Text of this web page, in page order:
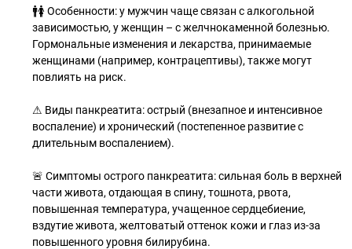
🚹🚺 Особенности: у мужчин чаще связан с алкогольной
зависимостью, у женщин – с желчнокаменной болезнью.
Гормональные изменения и лекарства, принимаемые
женщинами (например, контрацептивы), также могут
повлиять на риск.
⚠ Виды панкреатита: острый (внезапное и интенсивное
воспаление) и хронический (постепенное развитие с
длительным воспалением).
🚨 Симптомы острого панкреатита: сильная боль в верхней
части живота, отдающая в спину, тошнота, рвота,
повышенная температура, учащенное сердцебиение,
вздутие живота, желтоватый оттенок кожи и глаз из-за
повышенного уровня билирубина.